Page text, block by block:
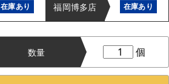
在庫あり 福岡博多店 在庫あり
数量 個